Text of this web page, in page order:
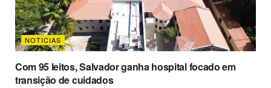
NOTICIAS
Com 95 leitos, Salvador ganha hospital focado em
transição de cuidados